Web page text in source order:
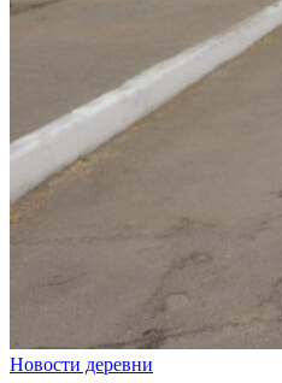
Новости деревни